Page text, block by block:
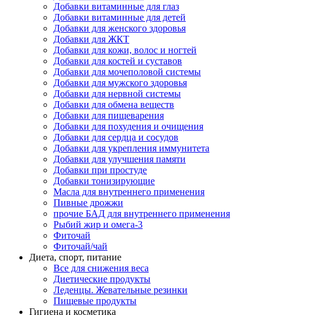
Добавки витаминные для глаз
Добавки витаминные для детей
Добавки для женского здоровья
Добавки для ЖКТ
Добавки для кожи, волос и ногтей
Добавки для костей и суставов
Добавки для мочеполовой системы
Добавки для мужского здоровья
Добавки для нервной системы
Добавки для обмена веществ
Добавки для пищеварения
Добавки для похудения и очищения
Добавки для сердца и сосудов
Добавки для укрепления иммунитета
Добавки для улучшения памяти
Добавки при простуде
Добавки тонизирующие
Масла для внутреннего применения
Пивные дрожжи
прочие БАД для внутреннего применения
Рыбий жир и омега-3
Фиточай
Фиточай/чай
Диета, спорт, питание
Все для снижения веса
Диетические продукты
Леденцы. Жевательные резинки
Пищевые продукты
Гигиена и косметика